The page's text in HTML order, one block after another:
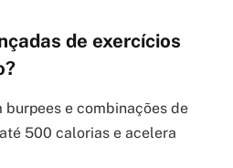
de exercícios
burpees e combinações de
500 calorias e acelera